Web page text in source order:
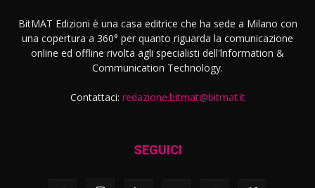
BitMAT Edizioni è una casa editrice che ha sede a Milano con
una copertura a 360° per quanto riguarda la comunicazione
online ed offline rivolta agli specialisti dell'lnformation &
Communication Technology.
Contattaci: redazione.bitmat@bitmat.it
SEGUICI